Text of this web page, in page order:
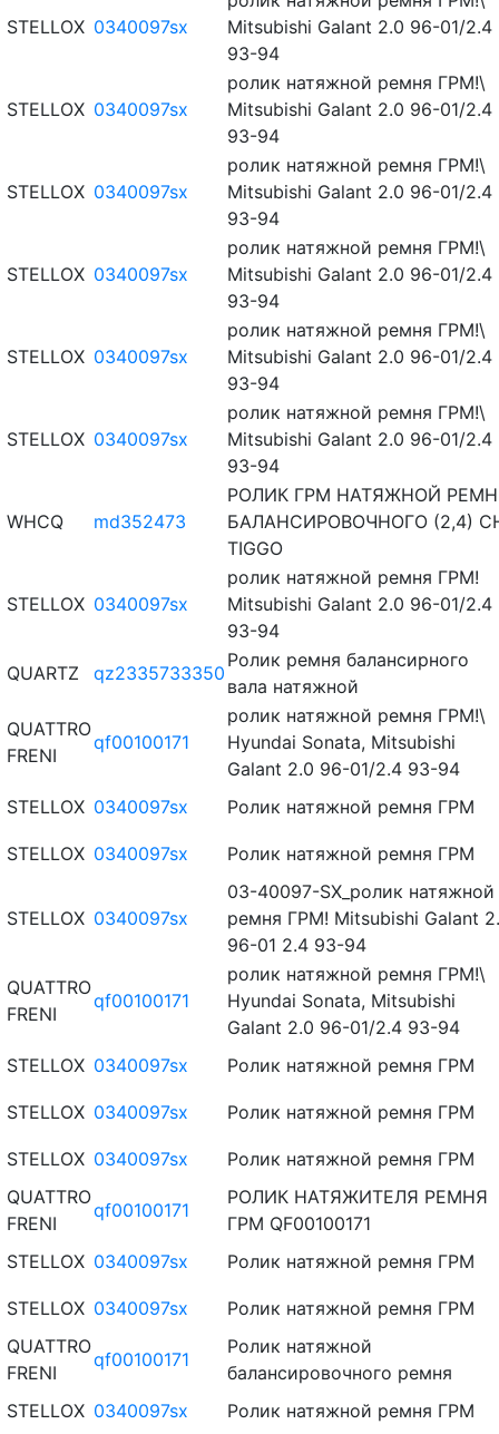
STELLOX 0340097sx
Mitsubishi Galant 2.0 96-01/2.4
93-94
STELLOX 0340097sx
ролик натяжной ремня ГРМ!\
Mitsubishi Galant 2.0 96-01/2.4
93-94
STELLOX 0340097sx
ролик натяжной ремня ГРМ!\
Mitsubishi Galant 2.0 96-01/2.4
93-94
STELLOX 0340097sx
ролик натяжной ремня ГРМ!\
Mitsubishi Galant 2.0 96-01/2.4
93-94
STELLOX 0340097sx
ролик натяжной ремня ГРМ!\
Mitsubishi Galant 2.0 96-01/2.4
93-94
STELLOX 0340097sx
ролик натяжной ремня ГРМ!\
Mitsubishi Galant 2.0 96-01/2.4
93-94
WHCQ md352473
РОЛИК ГРМ НАТЯЖНОЙ
БАЛАНСИРОВОЧНОГО (2,4)
TIGGO
STELLOX 0340097sx
ролик натяжной ремня ГРМ!
Mitsubishi Galant 2.0 96-01/2.4
93-94
QUARTZ
qz2335733350
Ролик ремня балансирного
вала натяжной
QUATTRO
FRENI
qf00100171
ролик натяжной ремня ГРМ!\
Hyundai Sonata, Mitsubishi
Galant 2.0 96-01/2.4 93-94
STELLOX 0340097sx Ролик натяжной ремня ГРМ
STELLOX 0340097sx Ролик натяжной ремня ГРМ
STELLOX 0340097sx
03-40097-SX_ролик натяжной
ремня ГРМ! Mitsubishi Galant
96-01 2.4 93-94
QUATTRO
FRENI
qf00100171
ролик натяжной ремня ГРМ!\
Hyundai Sonata, Mitsubishi
Galant 2.0 96-01/2.4 93-94
STELLOX 0340097sx Ролик натяжной ремня ГРМ
STELLOX 0340097sx Ролик натяжной ремня ГРМ
STELLOX 0340097sx
Ролик натяжной ремня ГРМ
QUATTRO
FRENI
qf00100171
РОЛИК НАТЯЖИТЕЛЯ РЕМНЯ
ГРМ QF00100171
STELLOX 0340097sx Ролик натяжной ремня ГРМ
STELLOX 0340097sx
Ролик натяжной ремня ГРМ
QUATTRO
FRENI
qf00100171
Ролик натяжной
балансировочного ремня
STELLOX 0340097sx
Ролик натяжной ремня ГРМ